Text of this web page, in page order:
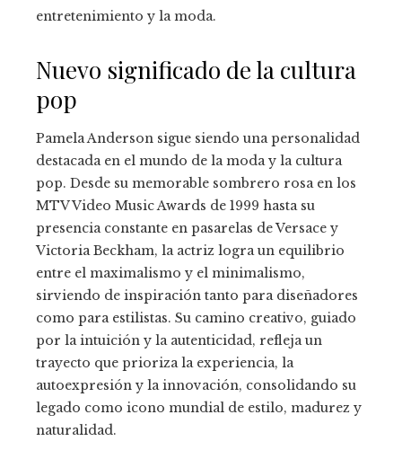
entretenimiento y la moda.
Nuevo significado de la cultura
pop
Pamela Anderson sigue siendo una personalidad
destacada en el mundo de la moda y la cultura
pop. Desde su memorable sombrero rosa en los
MTV Video Music Awards de 1999 hasta su
presencia constante en pasarelas de Versace y
Victoria Beckham, la actriz logra un equilibrio
entre el maximalismo y el minimalismo,
sirviendo de inspiración tanto para diseñadores
como para estilistas. Su camino creativo, guiado
por la intuición y la autenticidad, refleja un
trayecto que prioriza la experiencia, la
autoexpresión y la innovación, consolidando su
legado como icono mundial de estilo, madurez y
naturalidad.